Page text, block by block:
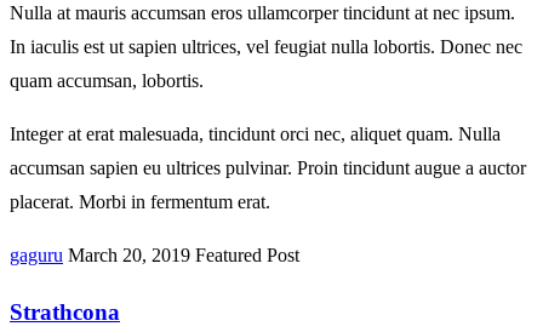
Nulla at mauris accumsan eros ullamcorper tincidunt at nec ipsum.
In iaculis est ut sapien ultrices, vel feugiat nulla lobortis. Donec nec
quam accumsan, lobortis.
Integer at erat malesuada, tincidunt orci nec, aliquet quam. Nulla
accumsan sapien eu ultrices pulvinar. Proin tincidunt augue a auctor
placerat. Morbi in fermentum erat.
gaguru March 20, 2019 Featured Post
Strathcona